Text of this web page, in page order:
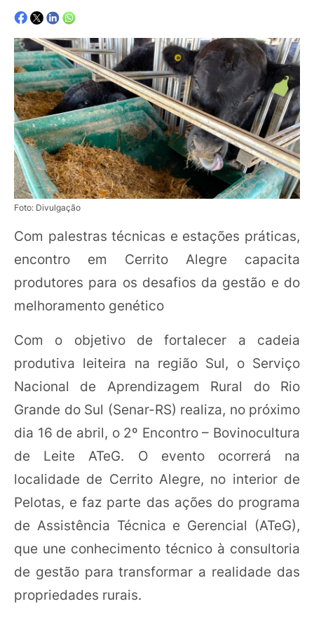
Foto: Divulgação
Com palestras técnicas e estações práticas,
encontro em Cerrito Alegre capacita
produtores para os desafios da gestão e do
melhoramento genético
Com o objetivo de fortalecer a cadeia
produtiva leiteira na região Sul, o Serviço
Nacional de Aprendizagem Rural do Rio
Grande do Sul (Senar-RS) realiza, no próximo
dia 16 de abril, o 2º Encontro – Bovinocultura
de Leite ATeG. O evento ocorrerá na
localidade de Cerrito Alegre, no interior de
Pelotas, e faz parte das ações do programa
de Assistência Técnica e Gerencial (ATeG),
que une conhecimento técnico à consultoria
de gestão para transformar a realidade das
propriedades rurais.